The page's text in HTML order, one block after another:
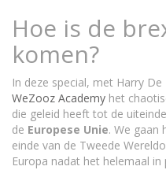
Hoe is de
komen?
In deze special, met Harry
WeZooz Academy het
die geleid heeft tot de
de Europese Unie. We gaan
einde van de Tweede
Europa nadat het helemaal in